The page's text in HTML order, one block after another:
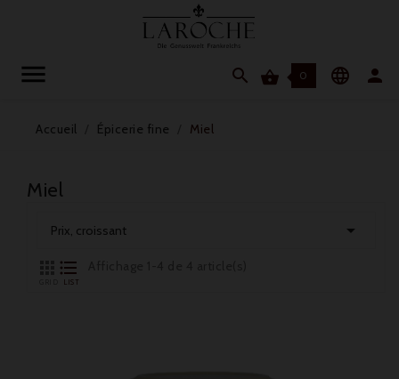
  0  
Accueil Épicerie fine Miel
Miel
Prix, croissant


LIST